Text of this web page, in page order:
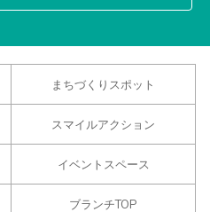
まちづくりスポット
スマイルアクション
イベントスペース
ブランチTOP